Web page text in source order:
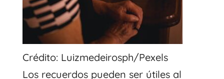
Crédito: Luizmedeirosph/Pexels
Los recuerdos pueden ser útiles al